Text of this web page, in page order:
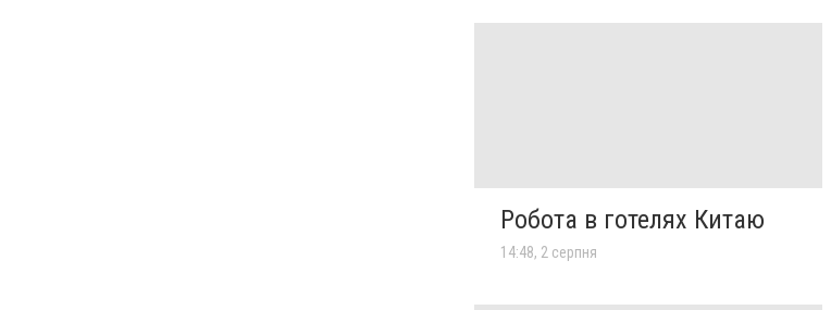
Робота в готелях Китаю
14:48, 2 серпня